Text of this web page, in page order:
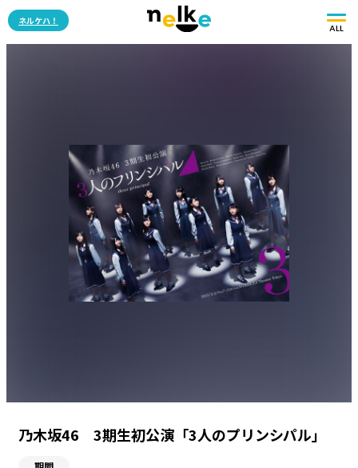
ネルケハ！
ALL
乃木坂46 3期生初公演「3人のプリンシパル」